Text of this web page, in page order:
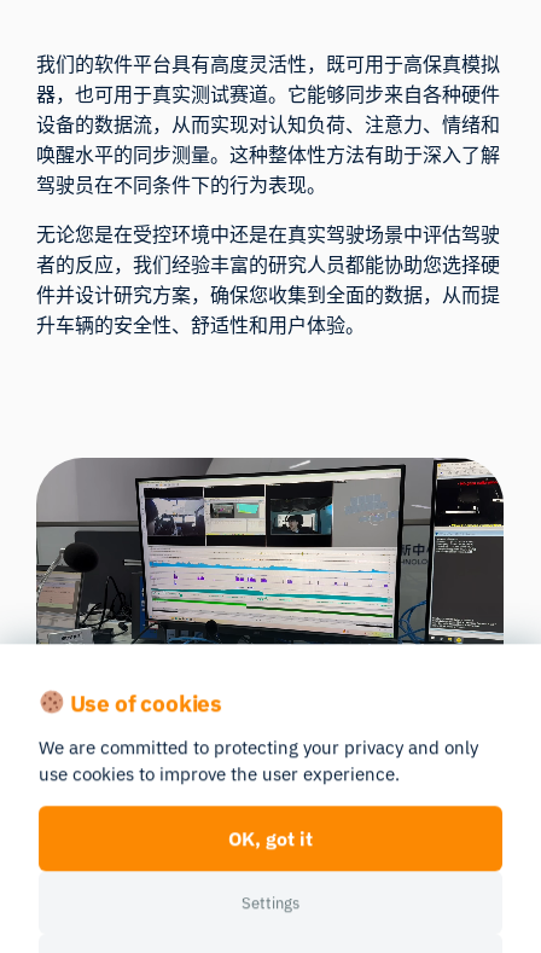
我们的软件平台具有高度灵活性，既可用于高保真模拟
器，也可用于真实测试赛道。它能够同步来自各种硬件
设备的数据流，从而实现对认知负荷、注意力、情绪和
唤醒水平的同步测量。这种整体性方法有助于深入了解
驾驶员在不同条件下的行为表现。
无论您是在受控环境中还是在真实驾驶场景中评估驾驶
者的反应，我们经验丰富的研究人员都能协助您选择硬
件并设计研究方案，确保您收集到全面的数据，从而提
升车辆的安全性、舒适性和用户体验。
NEVC搭建的汽车研究模拟器，整合了来自GSR、
ECG、EMG（硬件由Bionomadix提供）的同步数据
Use of cookies
We are committed to protecting your privacy and only
use cookies to improve the user experience.
OK, got it
Settings